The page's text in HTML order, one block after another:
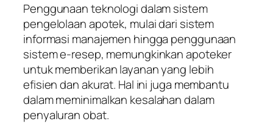
Penggunaan teknologi dalam sistem
pengelolaan apotek, mulai dari sistem
informasi manajemen hingga penggunaan
sistem e-resep, memungkinkan apoteker
untuk memberikan layanan yang lebih
efisien dan akurat. Hal ini juga membantu
dalam meminimalkan kesalahan dalam
penyaluran obat.